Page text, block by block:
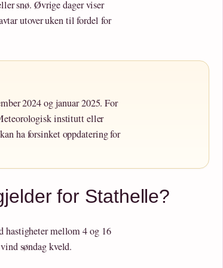
snø. Øvrige dager viser
utover uken til fordel for
2024 og januar 2025. For
institutt eller
ha forsinket oppdatering for
for Stathelle?
hastigheter mellom 4 og 16
søndag kveld.